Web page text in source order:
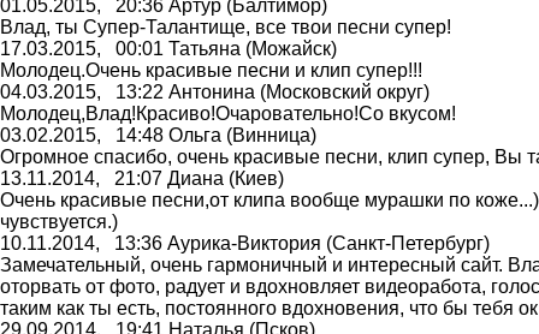
01.05.2015, 20:36 Артур (Балтимор)
Влад, ты Супер-Талантище, все твои песни супер!
17.03.2015, 00:01 Татьяна (Можайск)
Молодец.Очень красивые песни и клип супер!!!
04.03.2015, 13:22 Антонина (Московский округ)
Молодец,Влад!Красиво!Очаровательно!Со вкусом!
03.02.2015, 14:48 Ольга (Винница)
Огромное спасибо, очень красивые песни, клип супер, Вы
13.11.2014, 21:07 Диана (Киев)
Очень красивые песни,от клипа вообще мурашки по
чувствуется.)
10.11.2014, 13:36 Аурика-Виктория (Санкт-Петербург)
Замечательный, очень гармоничный и интересный сайт.
оторвать от фото, радует и вдохновляет видеоработа,
таким как ты есть, постоянного вдохновения, что бы
29.09.2014, 19:41 Наталья (Псков)